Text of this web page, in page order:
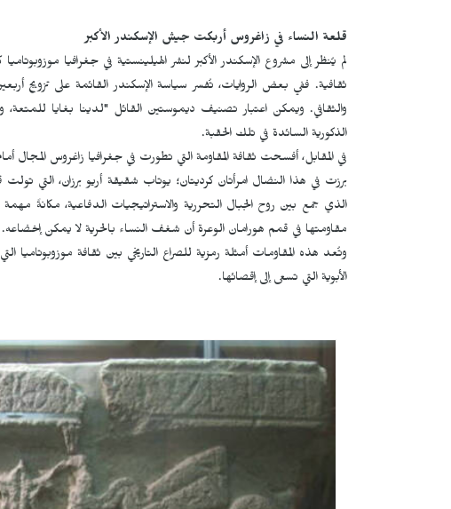
قلعة النساء في زاغروس أربكت جيش الإسكندر الأكبر
لم يُنظر إلى مشروع الإسكندر الأكبر لنشر الهيلينستية في جغرافيا
ثقافية. ففي بعض الروايات، تُفسر سياسة الإسكندر القائمة على تزويج
والثقافي. ويمكن اعتبار تصنيف ديموستين القائل "لدينا بغايا
الذكورية السائدة في تلك الحقبة.
في المقابل، أفسحت ثقافة المقاومة التي تطورت في جغرافيا زاغروس المجال
برزت في هذا النضال امرأتان كرديتان؛ يوتاب شقيقة أريو برزان، التي
الذي جمع بين روح الجبال التحررية والاستراتيجيات الدفاعية، مكانةً
مقاومتها في قمم هورامان الوعرة أن شغف النساء بالحرية لا يمكن إخضاعه.
وتُعد هذه المقاومات أمثلة رمزية للصراع التاريخي بين ثقافة موزوبوتاميا
الأبوية التي تسعى إلى إقصائها.